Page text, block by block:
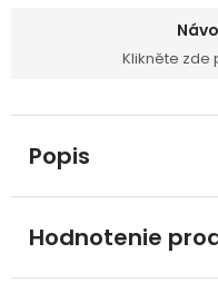
Klikněte zde
Popis
Hodnotenie